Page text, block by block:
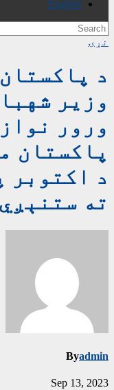
English
نړۍ
د
وزیر
ورور
پاکستان
ته ستنېږي
Byadmin
Sep 13, 2023